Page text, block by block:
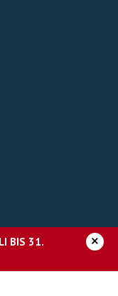
BIS 31.
×